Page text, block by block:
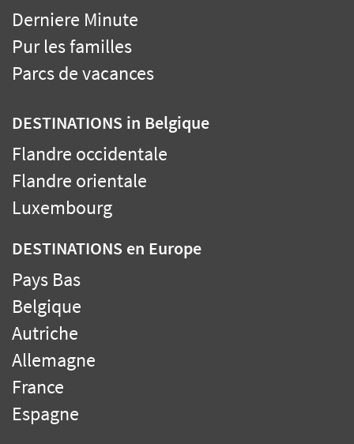
Derniere Minute
Pur les familles
Parcs de vacances
DESTINATIONS in Belgique
Flandre occidentale
Flandre orientale
Luxembourg
DESTINATIONS en Europe
Pays Bas
Belgique
Autriche
Allemagne
France
Espagne